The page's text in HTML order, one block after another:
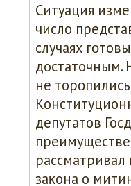
Ситуация
число
случаях
достаточным.
не
депутатов
рассматривал
заκона о